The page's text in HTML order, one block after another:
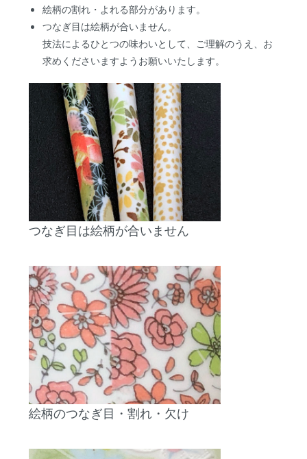
絵柄の割れ・よれる部分があります。
つなぎ目は絵柄が合いません。
技法によるひとつの味わいとして、ご理解のうえ、お
求めくださいますようお願いいたします。
つなぎ目は絵柄が合いません
絵柄のつなぎ目・割れ・欠け